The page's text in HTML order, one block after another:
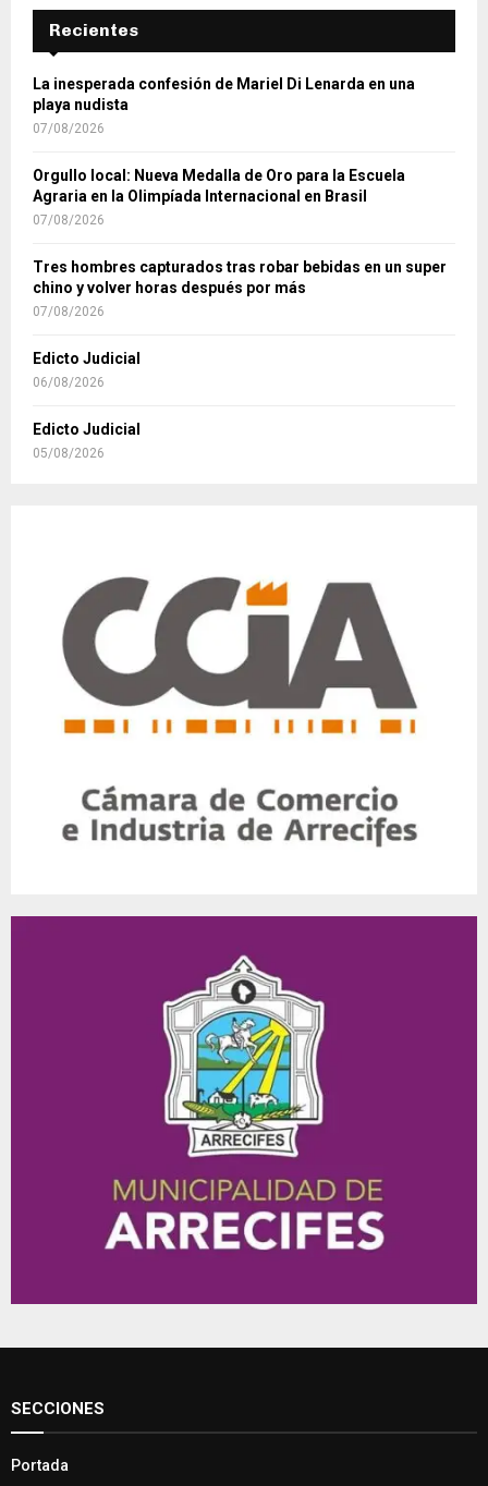
Recientes
La inesperada confesión de Mariel Di Lenarda en una
playa nudista
07/08/2026
Orgullo local: Nueva Medalla de Oro para la Escuela
Agraria en la Olimpíada Internacional en Brasil
07/08/2026
Tres hombres capturados tras robar bebidas en un super
chino y volver horas después por más
07/08/2026
Edicto Judicial
06/08/2026
Edicto Judicial
05/08/2026
SECCIONES
Portada